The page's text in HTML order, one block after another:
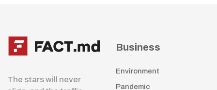
The stars will never
Business
Environment
Pandemic